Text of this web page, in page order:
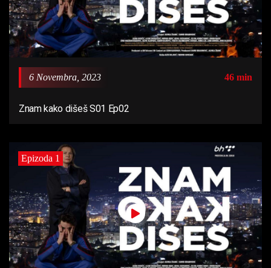
6 Novembra, 2023 46 min
Znam kako dišeš S01 Ep02
Epizoda 1